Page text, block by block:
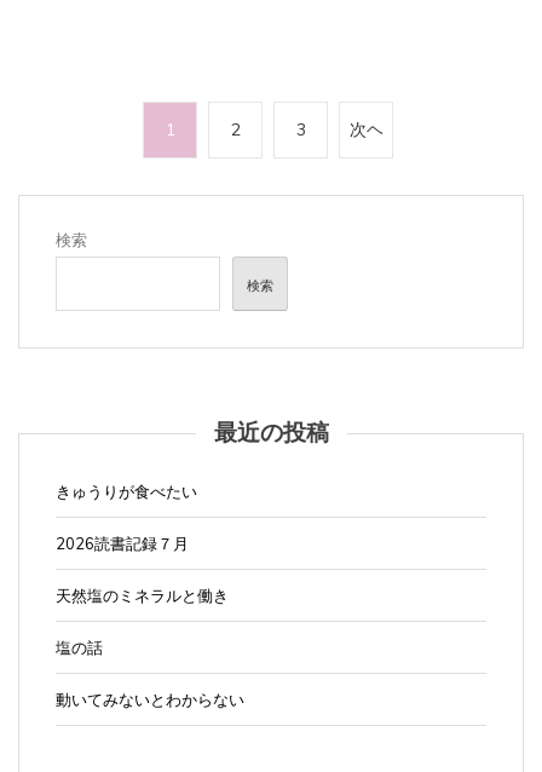
の
送
1 2 3 次ヘ
検索
検索
最近の投稿
きゅうりが食べたい
2026読書記録７月
天然塩のミネラルと働き
塩の話
動いてみないとわからない